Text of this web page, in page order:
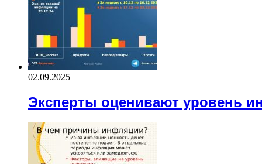
02.09.2025
Эксперты оценивают уровень